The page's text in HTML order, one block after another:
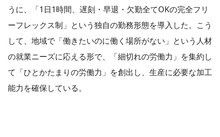
うに、「1日1時間、遅刻・早退・欠勤全てOKの完全フリ
ーフレックス制」という独自の勤務形態を導入した。こう
して、地域で「働きたいのに働く場所がない」という人材
の就業ニーズに応える形で、「細切れの労働力」を集約し
て「ひとかたまりの労働力」を創出し、生産に必要な加工
能力を確保している。